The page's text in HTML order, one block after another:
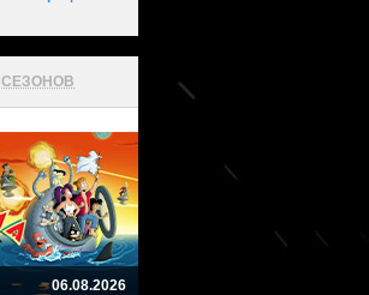
СЕЗОНОВ
06.08.2026